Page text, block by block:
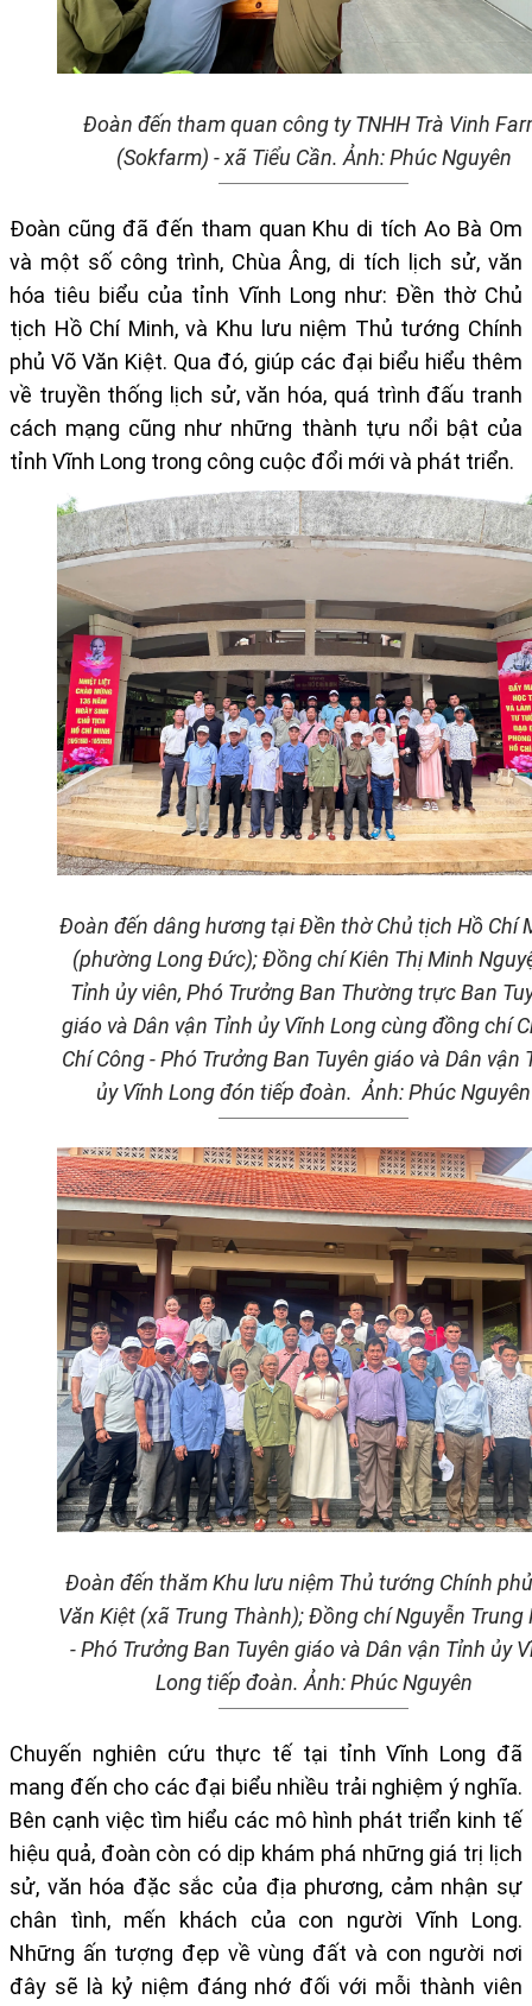
Đoàn đến tham quan công ty TNHH Trà Vinh
(Sokfarm) - xã Tiểu Cần. Ảnh: Phúc Nguyên
Đoàn cũng đã đến tham quan Khu di tích Ao Bà Om
và một số công trình, Chùa Âng, di tích lịch sử, văn
hóa tiêu biểu của tỉnh Vĩnh Long như: Đền thờ Chủ
tịch Hồ Chí Minh, và Khu lưu niệm Thủ tướng Chính
phủ Võ Văn Kiệt. Qua đó, giúp các đại biểu hiểu thêm
về truyền thống lịch sử, văn hóa, quá trình đấu tranh
cách mạng cũng như những thành tựu nổi bật của
tỉnh Vĩnh Long trong công cuộc đổi mới và phát triển.
Đoàn đến dâng hương tại Đền thờ Chủ tịch Hồ Chí
(phường Long Đức); Đồng chí Kiên Thị Minh
Tỉnh ủy viên, Phó Trưởng Ban Thường trực Ban
giáo và Dân vận Tỉnh ủy Vĩnh Long cùng đồng chí
Chí Công - Phó Trưởng Ban Tuyên giáo và Dân vận
ủy Vĩnh Long đón tiếp đoàn. Ảnh: Phúc Nguyên
Đoàn đến thăm Khu lưu niệm Thủ tướng Chính
Văn Kiệt (xã Trung Thành); Đồng chí Nguyễn Trung
- Phó Trưởng Ban Tuyên giáo và Dân vận Tỉnh ủy
Long tiếp đoàn. Ảnh: Phúc Nguyên
Chuyến nghiên cứu thực tế tại tỉnh Vĩnh Long đã
mang đến cho các đại biểu nhiều trải nghiệm ý nghĩa.
Bên cạnh việc tìm hiểu các mô hình phát triển kinh tế
hiệu quả, đoàn còn có dịp khám phá những giá trị lịch
sử, văn hóa đặc sắc của địa phương, cảm nhận sự
chân tình, mến khách của con người Vĩnh Long.
Những ấn tượng đẹp về vùng đất và con người nơi
đây sẽ là kỷ niệm đáng nhớ đối với mỗi thành viên